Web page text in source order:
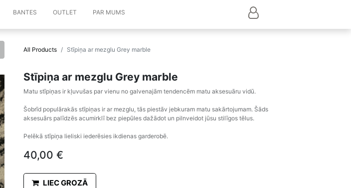
BANTES OUTLET PAR MUMS
All Products Stīpiņa ar mezglu Grey marble
Stīpiņa ar mezglu Grey marble
Matu stīpiņas ir kļuvušas par vienu no galvenajām tendencēm matu aksesuāru vidū.
Šobrīd populārakās stīpiņas ir ar mezglu, tās piestāv jebkuram matu sakārtojumam. Šāds
aksesuārs palīdzēs acumirklī bez piepūles dažādot un pilnveidot jūsu stilīgos tēlus.
Pelēkā stīpiņa lieliski iederēsies ikdienas garderobē.
40,00 €
LIEC GROZĀ